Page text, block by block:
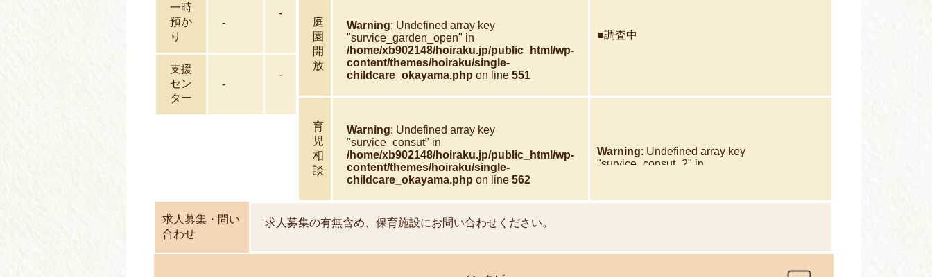
一時
預か
り
-
-
支援
セン
ター
-
-
庭
園
開
放
Warning: Undefined array key
"survice_garden_open" in
/home/xb902148/hoiraku.jp/public_html/wp-
content/themes/hoiraku/single-
childcare_okayama.php on line 551
■調査中
育
児
相
談
Warning: Undefined array key
"survice_consut" in
/home/xb902148/hoiraku.jp/public_html/wp-
content/themes/hoiraku/single-
childcare_okayama.php on line 562
Warning: Undefined array key
"survice_consut_2" in
childcare_okayama.phpon line566
求人募集・問い
合わせ
求人募集の有無含め、保育施設にお問い合わせください。